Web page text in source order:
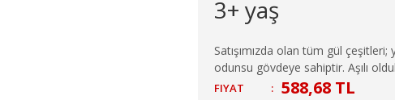
3+ yaş
Satışımızda olan tüm gül çeşitleri;
odunsu gövdeye sahiptir. Aşılı
FIYAT : 588,68 TL